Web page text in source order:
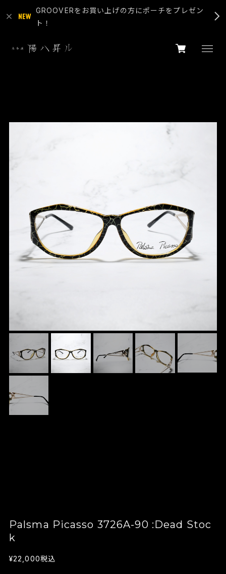
GROOVERをお買い上げの方にポーチをプレゼン
ト！
Palsma Picasso 3726A-90 :Dead Stoc
k
¥22,000税込